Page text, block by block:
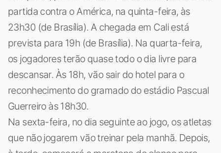
partida contra o América, na quinta-feira, às
23h30 (de Brasília). A chegada em Cali está
prevista para 19h (de Brasília). Na quarta-feira,
os jogadores terão quase todo o dia livre para
descansar. Às 18h, vão sair do hotel para o
reconhecimento do gramado do estádio Pascual
Guerreiro às 18h30.
Na sexta-feira, no dia seguinte ao jogo, os atletas
que não jogarem vão treinar pela manhã. Depois,